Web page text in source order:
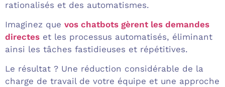
rationalisés et des automatismes.
Imaginez que vos chatbots gèrent les demandes
directes et les processus automatisés, éliminant
ainsi les tâches fastidieuses et répétitives.
Le résultat ? Une réduction considérable de la
charge de travail de votre équipe et une approche